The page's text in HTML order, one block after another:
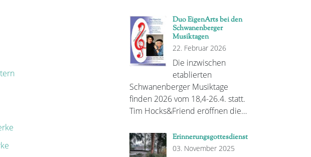
Duo EigenArts bei den
Schwanenberger
Musiktagen
22. Februar 2026
Die inzwischen
etablierten
Schwanenberger Musiktage
finden 2026 vom 18,4-26.4. statt.
Tim Hocks&Friend eröffnen die…
Erinnerungsgottesdienst
03. November 2025